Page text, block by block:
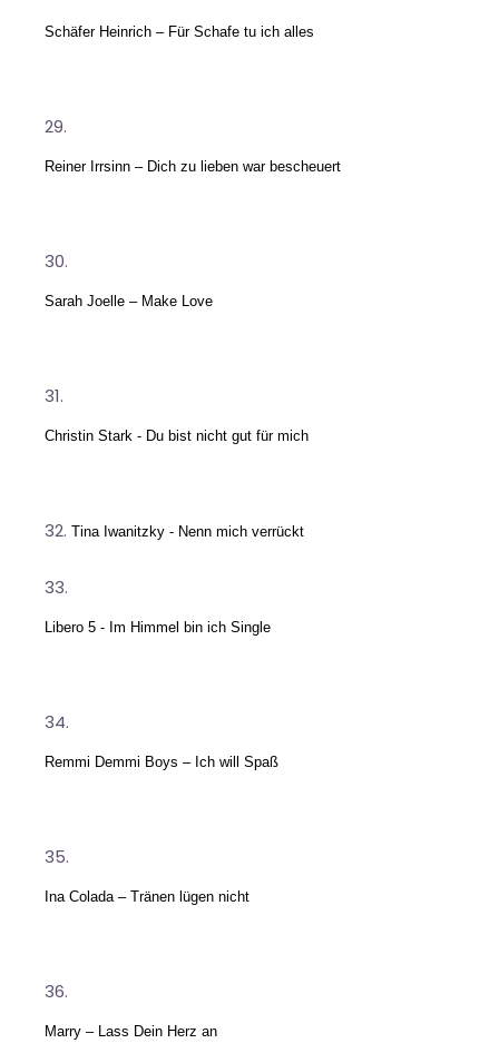
Schäfer Heinrich – Für Schafe tu ich alles
Reiner Irrsinn – Dich zu lieben war bescheuert
Sarah Joelle – Make Love
Christin Stark - Du bist nicht gut für mich
Tina Iwanitzky - Nenn mich verrückt
Libero 5 - Im Himmel bin ich Single
Remmi Demmi Boys – Ich will Spaß
Ina Colada – Tränen lügen nicht
Marry – Lass Dein Herz an